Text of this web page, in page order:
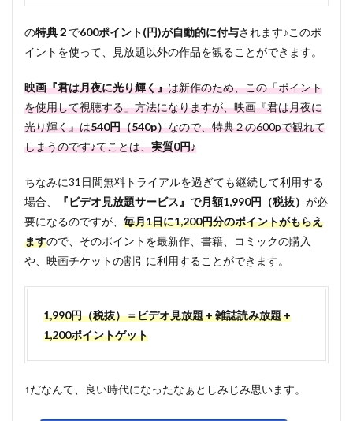
の特典２ で600ポイント(円)が自動的に付与されます♪このポ
イントを使って、見放題以外の作品を観ることができます。
映画『君は月夜に光り輝く』は新作のため、この「ポイント
を使用して視聴する」方法になりますが、映画『君は月夜に
光り輝く』は540円（540p）なので、特典２の600pで観れて
しまうのです♪てことは、実質0円♪
ちなみに31日間無料トライアルを過ぎても継続して利用する
場合、
『ビデオ見放題サービス』で月額1,990円（税抜） が必
要になるのですが、 毎月1日に1,200円分のポイントがもらえ
ますので、そのポイントを最新作、書籍、コミックの購入
や、映画チケットの割引に利用することができます。
1,990円（税抜）＝ビデオ見放題 + 雑誌読み放題 +
1,200ポイントゲット
↑だなんて、良い時代になったなぁとしみじみ思います。